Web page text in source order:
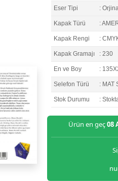
Eser Tipi :
Kapak Türü :
Kapak Rengi :
Kapak Gramajı : 230
En ve Boy :
Selefon Türü : MAT
Stok Durumu :
Ürün en geç08